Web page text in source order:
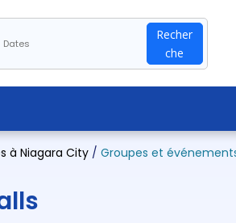
Recher
che
à Niagara City / Groupes et